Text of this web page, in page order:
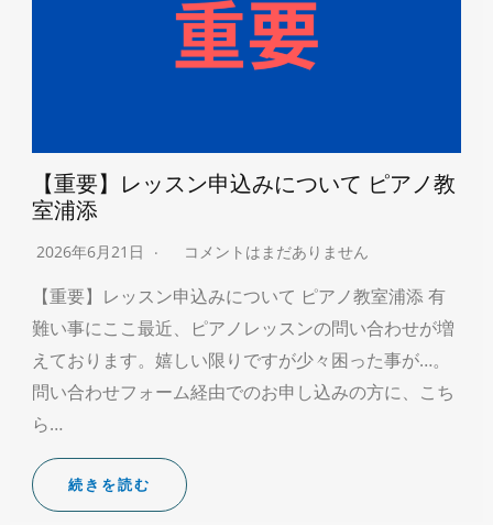
【重要】レッスン申込みについて ピアノ教
室浦添
2026年6月21日 コメントはまだありません
【重要】レッスン申込みについて ピアノ教室浦添 有
難い事にここ最近、ピアノレッスンの問い合わせが増
えております。嬉しい限りですが少々困った事が…。
問い合わせフォーム経由でのお申し込みの方に、こち
ら…
続きを読む